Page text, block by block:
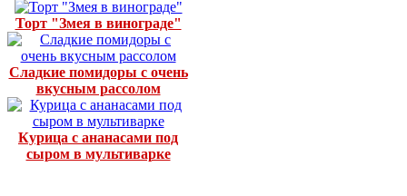
Торт "Змея в винограде"
Сладкие помидоры с очень
вкусным рассолом
Курица с ананасами под
сыром в мультиварке